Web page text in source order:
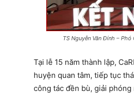
TS Nguyễn Văn Đính –
Tại lễ 15 năm thành lập,
huyện quan tâm, tiếp tục
công tác đền bù, giải